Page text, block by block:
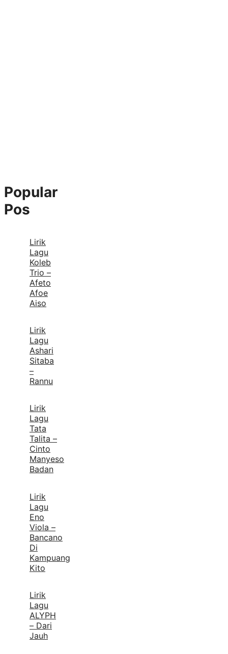
Popular
Pos
Lirik
Lagu
Koleb
Trio –
Afeto
Afoe
Aiso
Lirik
Lagu
Ashari
Sitaba
–
Rannu
Lirik
Lagu
Tata
Talita –
Cinto
Manyeso
Badan
Lirik
Lagu
Eno
Viola –
Bancano
Di
Kampuang
Kito
Lirik
Lagu
ALYPH
– Dari
Jauh